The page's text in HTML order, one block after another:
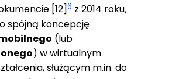
[12]6z 2014 roku,
spójną koncepcję
(lub
) w wirtualnym
służącym m.in. do